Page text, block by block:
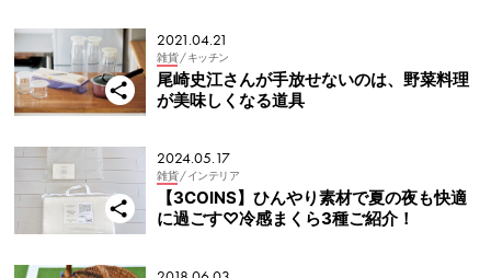
2021.04.21
雑貨 / キッチン
尾崎史江さんが手放せないのは、野菜料理
が美味しくなる道具
2024.05.17
雑貨 / インテリア
【3COINS】ひんやり素材で夏の夜も快適
に過ごす♡冷感まくら3種ご紹介！